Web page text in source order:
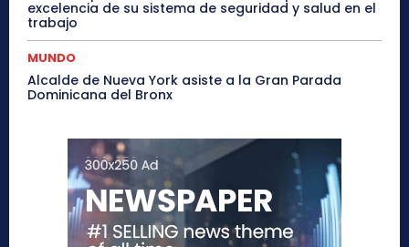
excelencia de su sistema de seguridad y salud en el
trabajo
MUNDO
Alcalde de Nueva York asiste a la Gran Parada
Dominicana del Bronx